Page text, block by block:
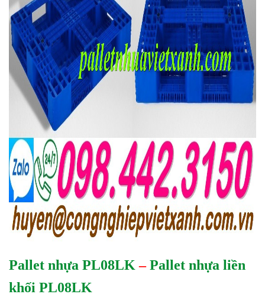
Pallet nhựa PL08LK –Pallet nhựa liền
khối PL08LK